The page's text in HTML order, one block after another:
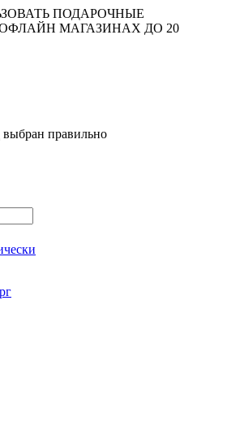
ПОДАРОЧНЫЕ
МАГАЗИНАХ ДО 20
выбран правильно